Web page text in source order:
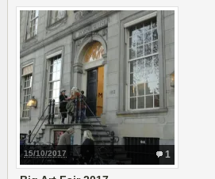
1
15/10/2017